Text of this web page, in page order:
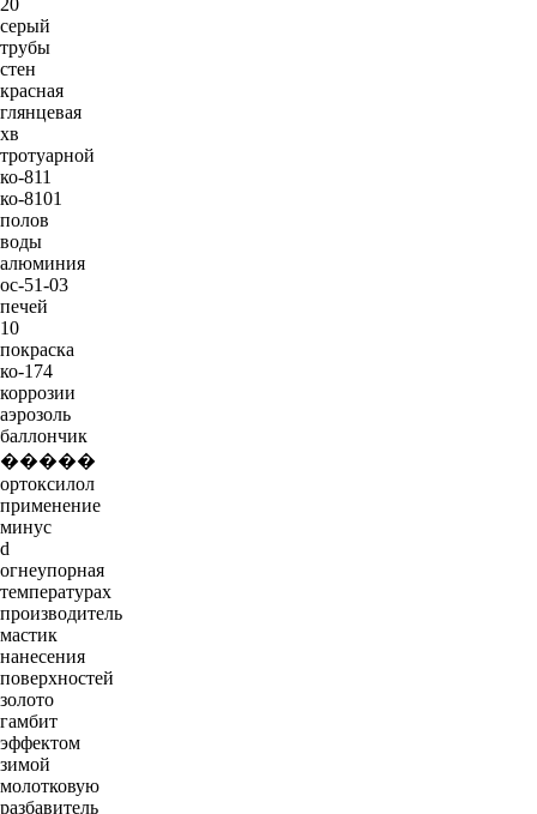
20
серый
трубы
стен
красная
глянцевая
хв
тротуарной
ко-811
ко-8101
полов
воды
алюминия
ос-51-03
печей
10
покраска
ко-174
коррозии
аэрозоль
баллончик
�����
ортоксилол
применение
минус
d
огнеупорная
температурах
производитель
мастик
нанесения
поверхностей
золото
гамбит
эффектом
зимой
молотковую
разбавитель